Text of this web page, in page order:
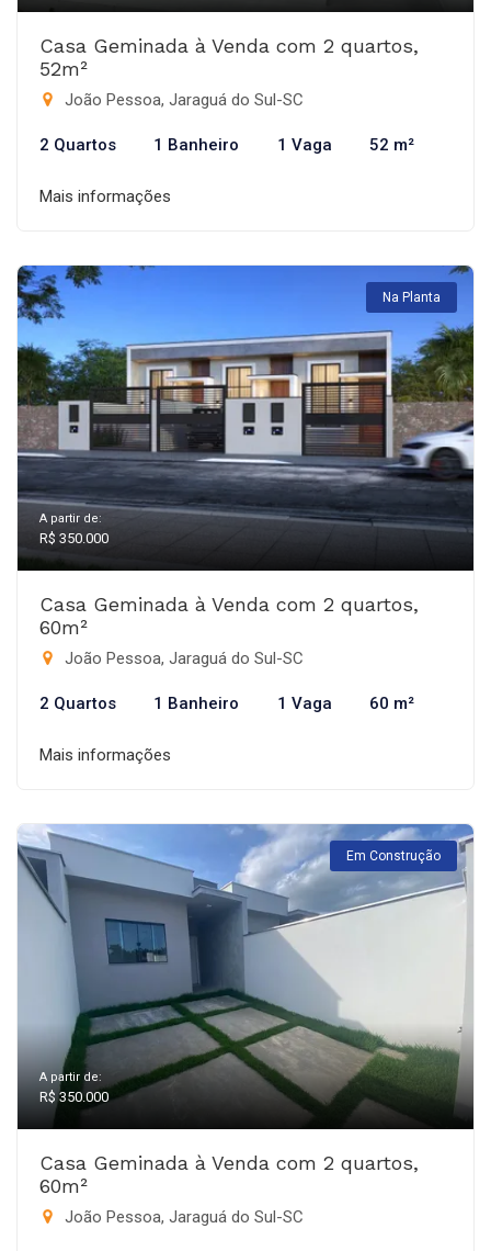
Casa Geminada à Venda com 2 quartos,
52m²
João Pessoa, Jaraguá do Sul-SC
2 Quartos 1 Banheiro 1 Vaga 52 m²
Mais informações
Na Planta
A partir de:
R$ 350.000
Casa Geminada à Venda com 2 quartos,
60m²
João Pessoa, Jaraguá do Sul-SC
2 Quartos 1 Banheiro 1 Vaga 60 m²
Mais informações
Em Construção
A partir de:
R$ 350.000
Casa Geminada à Venda com 2 quartos,
60m²
João Pessoa, Jaraguá do Sul-SC